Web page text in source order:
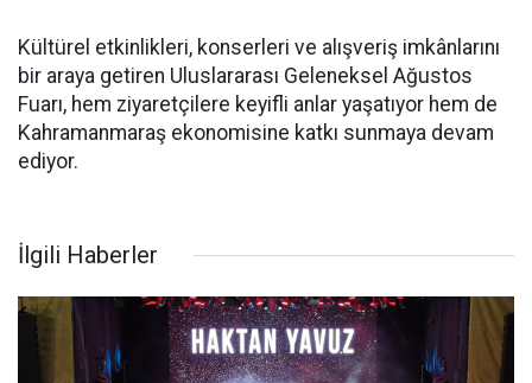
Kültürel etkinlikleri, konserleri ve alışveriş imkânlarını
bir araya getiren Uluslararası Geleneksel Ağustos
Fuarı, hem ziyaretçilere keyifli anlar yaşatıyor hem de
Kahramanmaraş ekonomisine katkı sunmaya devam
ediyor.
İlgili Haberler